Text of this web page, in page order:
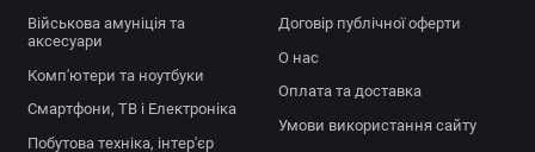
Військова амуніція та
аксесуари
Комп'ютери та ноутбуки
Смартфони, ТВ і Електроніка
Побутова техніка, інтер'єр
Договір публічної оферти
О нас
Оплата та доставка
Умови використання сайту